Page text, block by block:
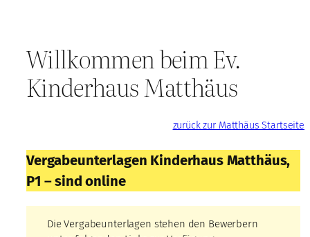
Willkommen beim Ev.
Kinderhaus Matthäus
zurück zur Matthäus Startseite
Vergabeunterlagen Kinderhaus Matthäus,
P1 – sind online
Die Vergabeunterlagen stehen den Bewerbern